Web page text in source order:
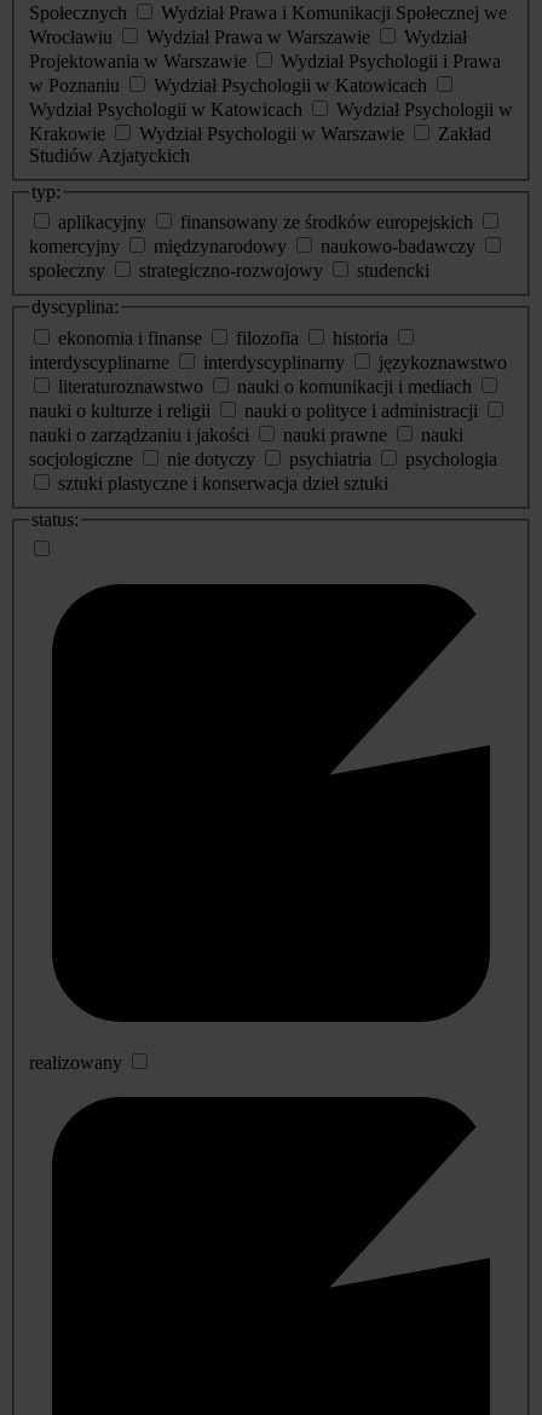
Społecznych
Wydział Prawa i Komunikacji Społecznej we
Wrocławiu
Wydział Prawa w Warszawie
Wydział
Projektowania w Warszawie
Wydział Psychologii i Prawa
w Poznaniu
Wydział Psychologii w Katowicach
Wydział Psychologii w Katowicach
Wydział Psychologii w
Krakowie
Wydział Psychologii w Warszawie
Zakład
Studiów Azjatyckich
typ:
aplikacyjny
finansowany ze środków europejskich
komercyjny
międzynarodowy
naukowo-badawczy
społeczny
strategiczno-rozwojowy
studencki
dyscyplina:
ekonomia i finanse
filozofia
historia
interdyscyplinarne
interdyscyplinarny
językoznawstwo
literaturoznawstwo
nauki o komunikacji i mediach
nauki o kulturze i religii
nauki o polityce i administracji
nauki o zarządzaniu i jakości
nauki prawne
nauki
socjologiczne
nie dotyczy psychiatria
psychologia
sztuki plastyczne i konserwacja dzieł sztuki
status:
realizowany